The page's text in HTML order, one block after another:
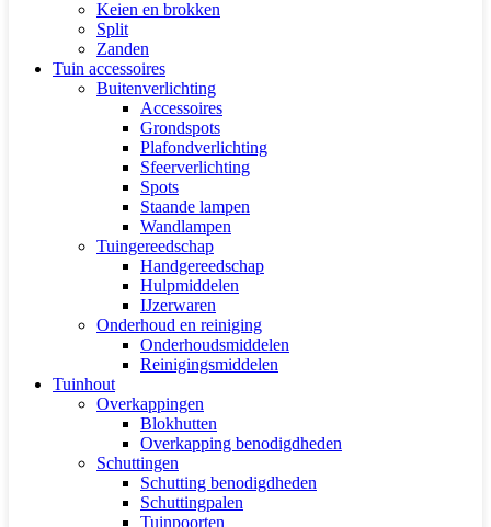
Keien en brokken
Split
Zanden
Tuin accessoires
Buitenverlichting
Accessoires
Grondspots
Plafondverlichting
Sfeerverlichting
Spots
Staande lampen
Wandlampen
Tuingereedschap
Handgereedschap
Hulpmiddelen
IJzerwaren
Onderhoud en reiniging
Onderhoudsmiddelen
Reinigingsmiddelen
Tuinhout
Overkappingen
Blokhutten
Overkapping benodigdheden
Schuttingen
Schutting benodigdheden
Schuttingpalen
Tuinpoorten